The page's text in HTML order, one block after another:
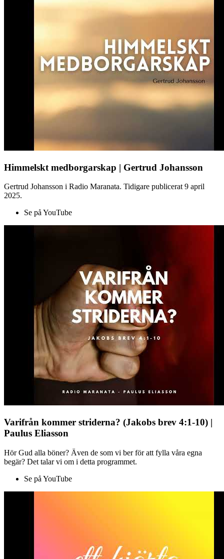
Himmelskt medborgarskap | Gertrud Johansson
Gertrud Johansson i Radio Maranata. Tidigare publicerat 9 april
2025.
Se på YouTube
Varifrån kommer striderna? (Jakobs brev 4:1-10) |
Paulus Eliasson
Hör Gud alla böner? Även de som vi ber för att fylla våra egna
begär? Det talar vi om i detta programmet.
Se på YouTube